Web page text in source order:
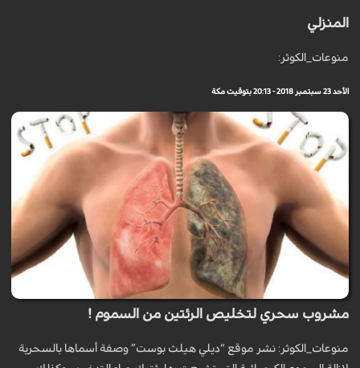
المنزلي
منوعات_الكوثر:
الأحد 23 سبتمبر 2018 - 20:13 بتوقيت مكة
مشروب سحري لتخليص الرئتين من السموم !
منوعات_الكوثر: نشر موقع “ديلي هيلث بوست” وصفة أسماها بالسحرية